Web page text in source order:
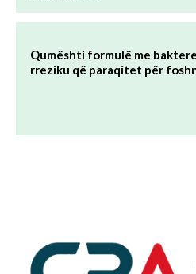
Qumështi formulë me
rreziku që paraqitet për